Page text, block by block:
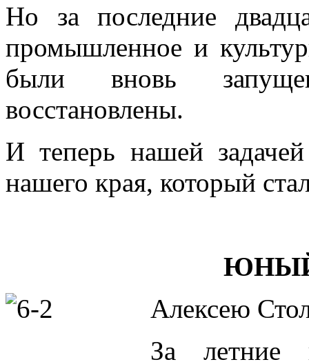
Но за последние
промышленное и
были вновь
восстановлены.
И теперь нашей задачей
нашего края, который
Алексею
За летние